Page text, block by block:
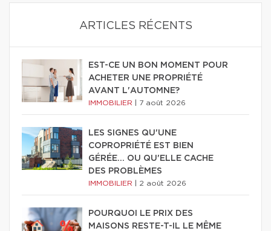
ARTICLES RÉCENTS
EST-CE UN BON MOMENT POUR
ACHETER UNE PROPRIÉTÉ
AVANT L'AUTOMNE?
IMMOBILIER 7 août 2026
LES SIGNES QU'UNE
COPROPRIÉTÉ EST BIEN
GÉRÉE… OU QU'ELLE CACHE
DES PROBLÈMES
IMMOBILIER 2 août 2026
POURQUOI LE PRIX DES
MAISONS RESTE-T-IL LE MÊME